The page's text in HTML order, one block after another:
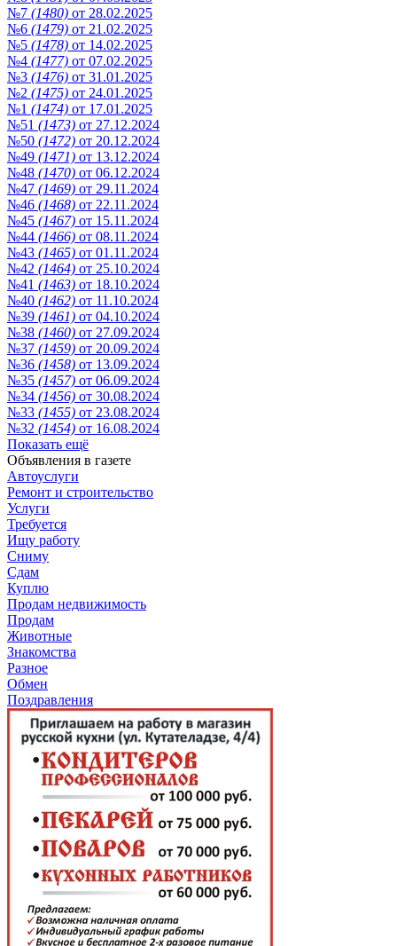
№7 (1480) от 28.02.2025
№6 (1479) от 21.02.2025
№5 (1478) от 14.02.2025
№4 (1477) от 07.02.2025
№3 (1476) от 31.01.2025
№2 (1475) от 24.01.2025
№1 (1474) от 17.01.2025
№51 (1473) от 27.12.2024
№50 (1472) от 20.12.2024
№49 (1471) от 13.12.2024
№48 (1470) от 06.12.2024
№47 (1469) от 29.11.2024
№46 (1468) от 22.11.2024
№45 (1467) от 15.11.2024
№44 (1466) от 08.11.2024
№43 (1465) от 01.11.2024
№42 (1464) от 25.10.2024
№41 (1463) от 18.10.2024
№40 (1462) от 11.10.2024
№39 (1461) от 04.10.2024
№38 (1460) от 27.09.2024
№37 (1459) от 20.09.2024
№36 (1458) от 13.09.2024
№35 (1457) от 06.09.2024
№34 (1456) от 30.08.2024
№33 (1455) от 23.08.2024
№32 (1454) от 16.08.2024
Показать ещё
Объявления в газете
Автоуслуги
Ремонт и строительство
Услуги
Требуется
Ищу работу
Сниму
Сдам
Куплю
Продам недвижимость
Продам
Животные
Знакомства
Разное
Обмен
Поздравления